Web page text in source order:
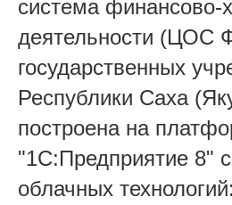
система финансово-
деятельности (ЦОС
государственных
Республики Саха
построена на
"1С:Предприятие 8"
облачных технологий: